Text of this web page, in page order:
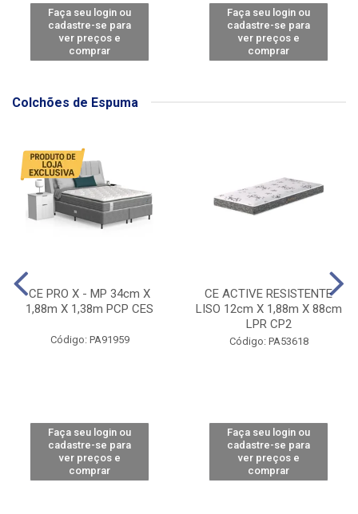
Faça seu login ou
cadastre-se para
ver preços e
comprar
Faça seu login ou
cadastre-se para
ver preços e
comprar
Colchões de Espuma
CE PRO X - MP 34cm X
1,88m X 1,38m PCP CES
Código: PA91959
Faça seu login ou
cadastre-se para
ver preços e
comprar
CE ACTIVE RESISTENTE
LISO 12cm X 1,88m X 88cm
LPR CP2
Código: PA53618
Faça seu login ou
cadastre-se para
ver preços e
comprar